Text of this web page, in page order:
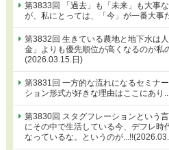
第3833回 「過去」も「未来」も大事
が、私にとっては、「今」が一番大事
第3832回 生きている農地と地下水は
金」よりも優先順位が高くなるのが私
(2026.03.15.日)
第3831回 一方的な流れになるセミナ
ション形式が好きな理由はここにあり
第3830回 スタグフレーションという
にその中で生活している今、デフレ時
なっているな。というのが